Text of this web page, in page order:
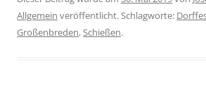
Allgemein veröffentlicht. Schlagworte:
Großenbreden,Schießen.